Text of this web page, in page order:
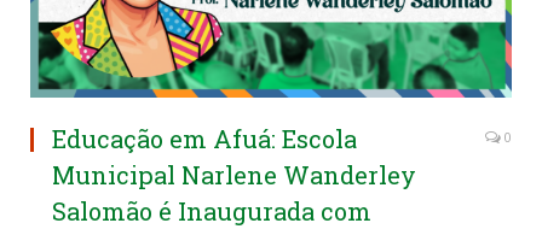
Educação em Afuá: Escola
Municipal Narlene Wanderley
Salomão é Inaugurada com
0